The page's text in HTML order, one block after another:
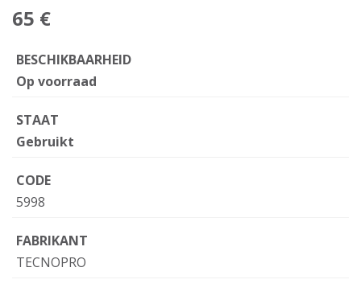
65 €
BESCHIKBAARHEID
Op voorraad
STAAT
Gebruikt
CODE
5998
FABRIKANT
TECNOPRO